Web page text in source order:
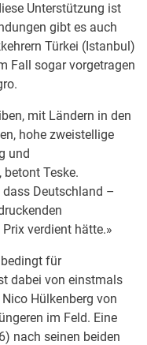
Unterstützung ist
gibt es auch
Türkei (Istanbul)
Fall sogar vorgetragen
mit Ländern in den
hohe zweistellige
und
Teske.
Deutschland –
verdient hätte.»
für
dabei von einstmals
Hülkenberg von
im Feld. Eine
nach seinen beiden